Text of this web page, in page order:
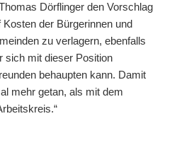
Dörflinger den Vorschlag
der Bürgerinnen und
zu verlagern, ebenfalls
sich mit dieser Position
behaupten kann. Damit
mehr getan, als mit dem